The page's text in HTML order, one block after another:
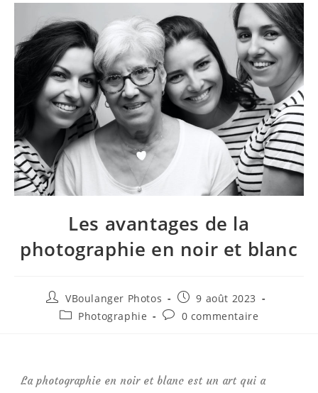
Les avantages de la
photographie en noir et blanc
VBoulanger Photos
9 août 2023
Photographie
0 commentaire
La photographie en noir et blanc est un art qui a